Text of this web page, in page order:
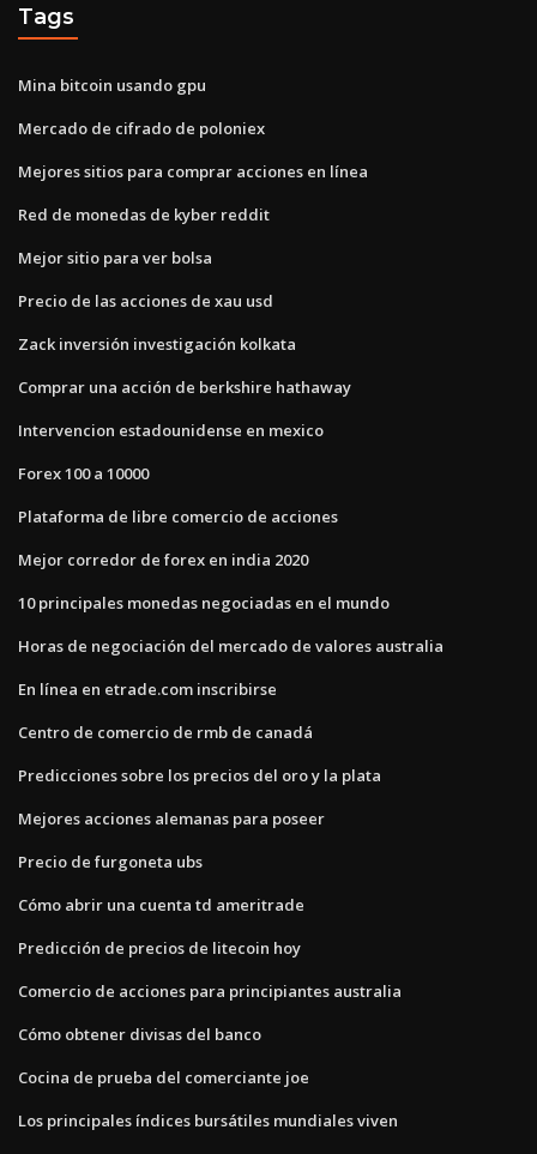
Tags
Mina bitcoin usando gpu
Mercado de cifrado de poloniex
Mejores sitios para comprar acciones en línea
Red de monedas de kyber reddit
Mejor sitio para ver bolsa
Precio de las acciones de xau usd
Zack inversión investigación kolkata
Comprar una acción de berkshire hathaway
Intervencion estadounidense en mexico
Forex 100 a 10000
Plataforma de libre comercio de acciones
Mejor corredor de forex en india 2020
10 principales monedas negociadas en el mundo
Horas de negociación del mercado de valores australia
En línea en etrade.com inscribirse
Centro de comercio de rmb de canadá
Predicciones sobre los precios del oro y la plata
Mejores acciones alemanas para poseer
Precio de furgoneta ubs
Cómo abrir una cuenta td ameritrade
Predicción de precios de litecoin hoy
Comercio de acciones para principiantes australia
Cómo obtener divisas del banco
Cocina de prueba del comerciante joe
Los principales índices bursátiles mundiales viven